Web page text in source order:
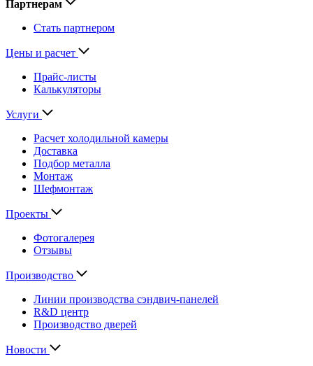
Партнерам
Стать партнером
Цены и расчет
Прайс-листы
Калькуляторы
Услуги
Расчет холодильной камеры
Доставка
Подбор металла
Монтаж
Шефмонтаж
Проекты
Фотогалерея
Отзывы
Производство
Линии производства сэндвич-панелей
R&D центр
Производство дверей
Новости